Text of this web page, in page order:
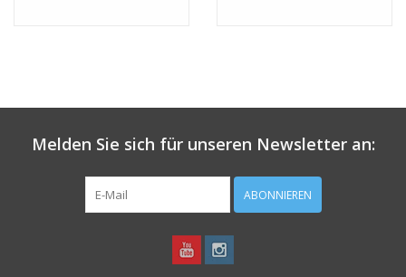
Melden Sie sich für unseren Newsletter an:
ABONNIEREN